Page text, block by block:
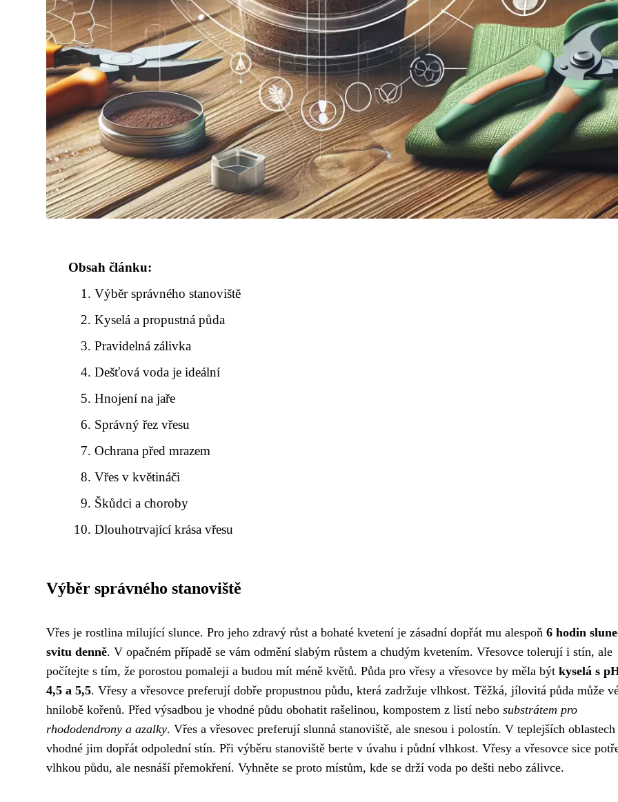
Obsah článku:
Výběr správného stanoviště
Kyselá a propustná půda
Pravidelná zálivka
Dešťová voda je ideální
Hnojení na jaře
Správný řez vřesu
Ochrana před mrazem
Vřes v květináči
Škůdci a choroby
Dlouhotrvající krása vřesu
Výběr správného stanoviště
Vřes je rostlina milující slunce. Pro jeho zdravý růst a bohaté kvetení je zásadní dopřát mu alespoň 6 hodin
svitu denně. V opačném případě se vám odmění slabým růstem a chudým kvetením. Vřesovce tolerují i stín, ale
počítejte s tím, že porostou pomaleji a budou mít méně květů. Půda pro vřesy a vřesovce by měla být kyselá s
4,5 a 5,5. Vřesy a vřesovce preferují dobře propustnou půdu, která zadržuje vlhkost. Těžká, jílovitá půda může
hnilobě kořenů. Před výsadbou je vhodné půdu obohatit rašelinou, kompostem z listí nebo substrátem pro
rhododendrony a azalky. Vřes a vřesovec preferují slunná stanoviště, ale snesou i polostín. V teplejších
vhodné jim dopřát odpolední stín. Při výběru stanoviště berte v úvahu i půdní vlhkost. Vřesy a vřesovce sice
vlhkou půdu, ale nesnáší přemokření. Vyhněte se proto místům, kde se drží voda po dešti nebo zálivce.